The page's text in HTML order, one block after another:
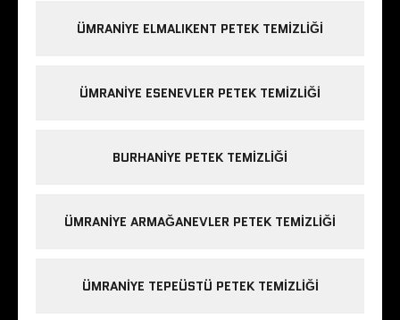
ÜMRANIYE ELMALIKENT PETEK TEMIZLIĞI
ÜMRANIYE ESENEVLER PETEK TEMIZLIĞI
BURHANIYE PETEK TEMIZLIĞI
ÜMRANIYE ARMAĞANEVLER PETEK TEMIZLIĞI
ÜMRANIYE TEPEÜSTÜ PETEK TEMIZLIĞI